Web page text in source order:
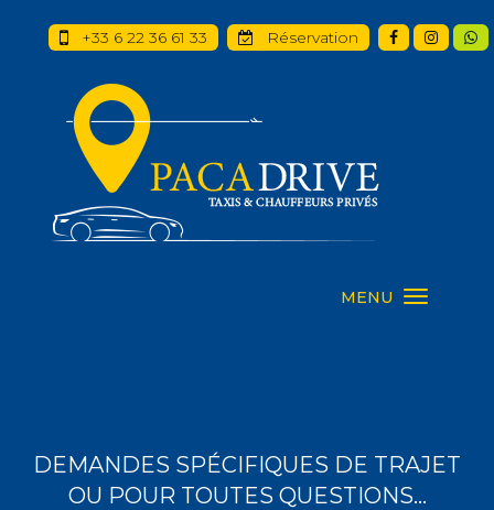
MENU
+33 6 22 36 61 33 Réservation
DEMANDES SPÉCIFIQUES DE TRAJET
OU POUR TOUTES QUESTIONS...